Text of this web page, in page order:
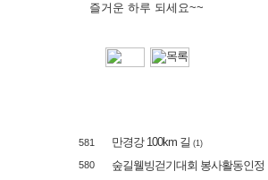
즐거운 하루 되세요~~
581 만경강 100km 길 (1)
580 숲길웰빙걷기대회 봉사활동인정